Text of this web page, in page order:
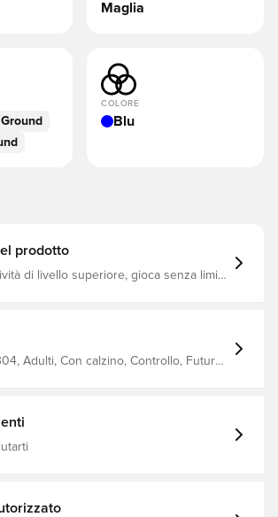
Maglia
COLORE
Blu
prodotto
di livello superiore, gioca senza limiti
artificiale.
Adulti, Con calzino, Controllo, Future,